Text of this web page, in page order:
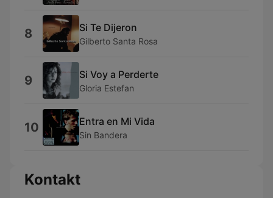
8 Si Te Dijeron
Gilberto Santa Rosa
9 Si Voy a Perderte
Gloria Estefan
10 Entra en Mi Vida
Sin Bandera
Kontakt